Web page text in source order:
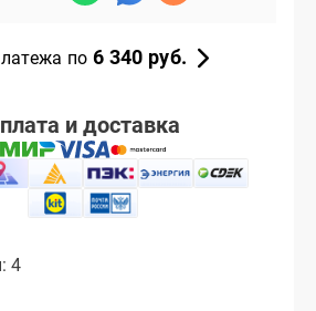
по 6 340 руб.
и доставка
4